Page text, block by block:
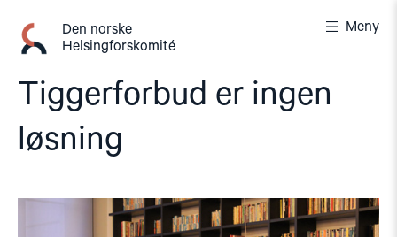
innhold
Den norske
Helsingforskomité
Meny
Tiggerforbud er ingen
løsning